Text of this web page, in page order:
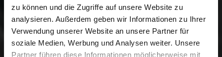
zu können und die Zugriffe auf unsere Website zu
analysieren. Außerdem geben wir Informationen zu Ihrer
Verwendung unserer Website an unsere Partner für
soziale Medien, Werbung und Analysen weiter. Unsere
Partner führen diese Informationen möglicherweise mit